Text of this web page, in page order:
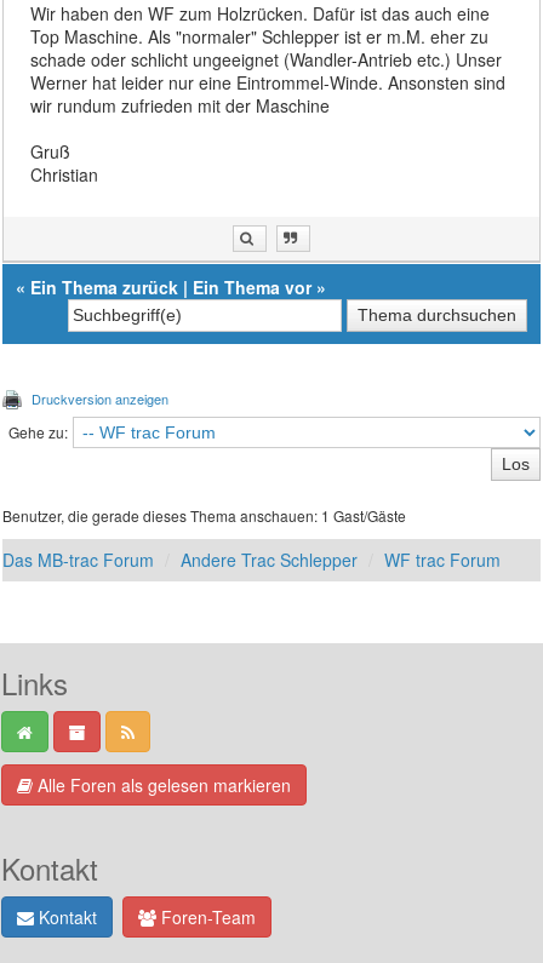
Wir haben den WF zum Holzrücken. Dafür ist das auch eine
Top Maschine. Als "normaler" Schlepper ist er m.M. eher zu
schade oder schlicht ungeeignet (Wandler-Antrieb etc.) Unser
Werner hat leider nur eine Eintrommel-Winde. Ansonsten sind
wir rundum zufrieden mit der Maschine
Gruß
Christian
« Ein Thema zurück | Ein Thema vor»
Druckversion anzeigen
Gehe zu:
Benutzer, die gerade dieses Thema anschauen: 1 Gast/Gäste
Das MB-trac Forum Andere Trac Schlepper WF trac Forum
Links
Alle Foren als gelesen markieren
Kontakt
Kontakt Foren-Team